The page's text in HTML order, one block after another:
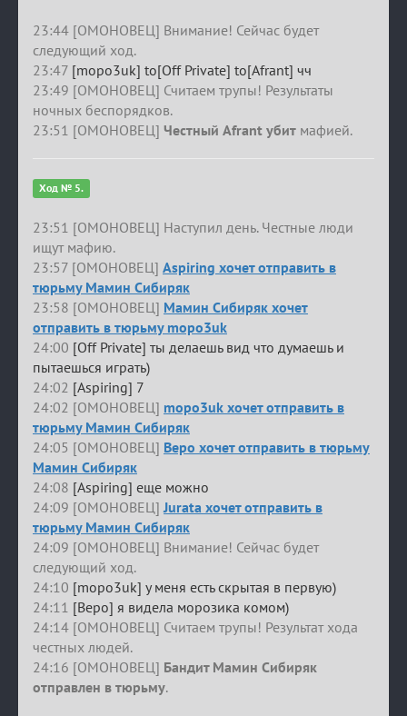
23:44 [ОМОНОВЕЦ] Внимание! Сейчас будет
следующий ход.
23:47 [mopo3uk] to[Off Private] to[Afrant] чч
23:49 [ОМОНОВЕЦ] Считаем трупы! Результаты
ночных беспорядков.
23:51 [ОМОНОВЕЦ] Честный Afrant убит мафией.
Ход № 5.
23:51 [ОМОНОВЕЦ] Наступил день. Честные люди
ищут мафию.
23:57 [ОМОНОВЕЦ] Aspiring хочет отправить в
тюрьму Мамин Сибиряк
23:58 [ОМОНОВЕЦ] Мамин Сибиряк хочет
отправить в тюрьму mopo3uk
24:00 [Off Private] ты делаешь вид что думаешь и
пытаешься играть)
24:02 [Aspiring] 7
24:02 [ОМОНОВЕЦ] mopo3uk хочет отправить в
тюрьму Мамин Сибиряк
24:05 [ОМОНОВЕЦ] Веро хочет отправить в тюрьму
Мамин Сибиряк
24:08 [Aspiring] еще можно
24:09 [ОМОНОВЕЦ] Jurata хочет отправить в
тюрьму Мамин Сибиряк
24:09 [ОМОНОВЕЦ] Внимание! Сейчас будет
следующий ход.
24:10 [mopo3uk] у меня есть скрытая в первую)
24:11 [Веро] я видела морозика комом)
24:14 [ОМОНОВЕЦ] Считаем трупы! Результат хода
честных людей.
24:16 [ОМОНОВЕЦ] Бандит Мамин Сибиряк
отправлен в тюрьму.